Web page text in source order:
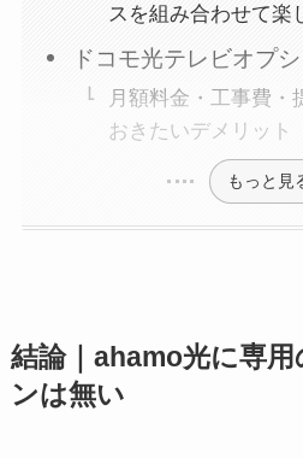
スを組み合わせて楽
ドコモ光テレビオプ
月額料金・工事費・
おきたいデメリット
もっと見
結論｜ahamo光に専
ンは無い